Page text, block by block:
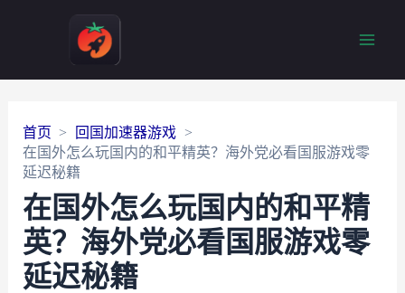
首页
回国加速器游戏
在国外怎么玩国内的和平精英？海外党必看国服游戏零
延迟秘籍
在国外怎么玩国内的和平精
英？海外党必看国服游戏零
延迟秘籍